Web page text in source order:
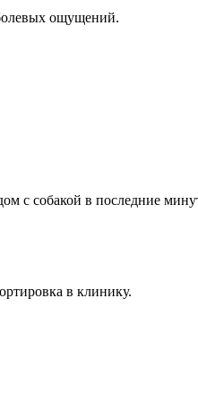
ощущений.
с собакой в последние
в клинику.